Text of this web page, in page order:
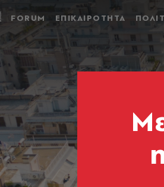
FORUM ΕΠΙΚΑΙΡΟΤΗΤΑ